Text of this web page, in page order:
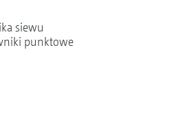
siewu
punktowe